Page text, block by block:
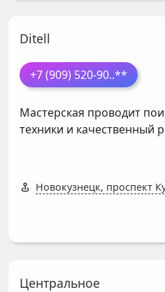
Ditell
+7 (909) 520-90..**
Мастерская проводит
техники и качественный
Новокузнецк, проспект
Центральное